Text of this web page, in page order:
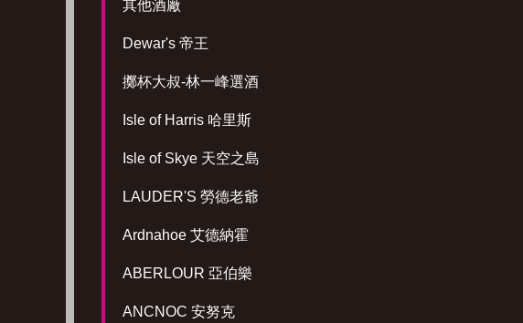
其他酒廠
Dewar's 帝王
擲杯大叔-林一峰選酒
Isle of Harris 哈里斯
Isle of Skye 天空之島
LAUDER'S 勞德老爺
Ardnahoe 艾德納霍
ABERLOUR 亞伯樂
ANCNOC 安努克